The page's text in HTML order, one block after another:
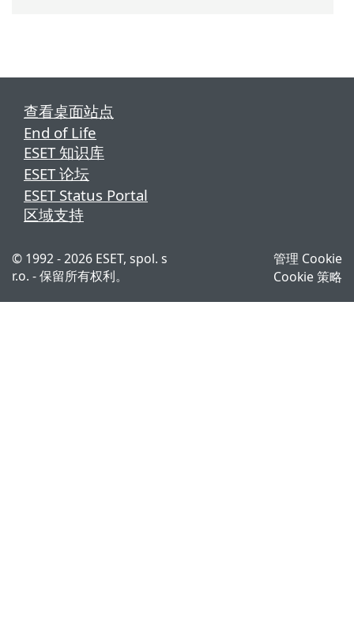
查看桌面站点
End of Life
ESET 知识库
ESET 论坛
ESET Status Portal
区域支持
© 1992 - 2026 ESET, spol. s
r.o. - 保留所有权利。
管理 Cookie
Cookie 策略